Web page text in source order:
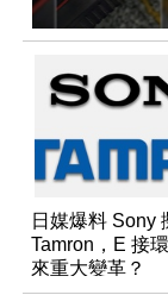
日媒爆料 Sony
Tamron，E 接
來重大變革？